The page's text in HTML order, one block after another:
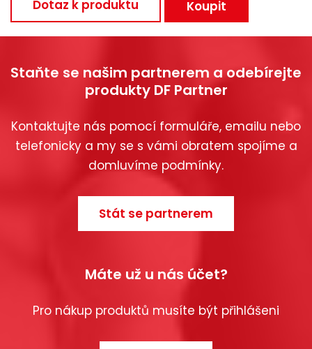
Dotaz k produktu Koupit
Staňte se našim partnerem a odebírejte
produkty DF Partner
Kontaktujte nás pomocí formuláře, emailu nebo
telefonicky a my se s vámi obratem spojíme a
domluvíme podmínky.
Stát se partnerem
Máte už u nás účet?
Pro nákup produktů musíte být přihlášeni